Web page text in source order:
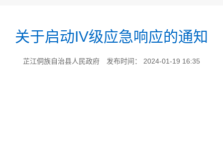
关于启动IV级应急响应的通知
芷江侗族自治县人民政府 发布时间： 2024-01-19 16:35